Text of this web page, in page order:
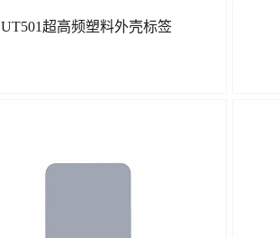
UT501超高频塑料外壳标签